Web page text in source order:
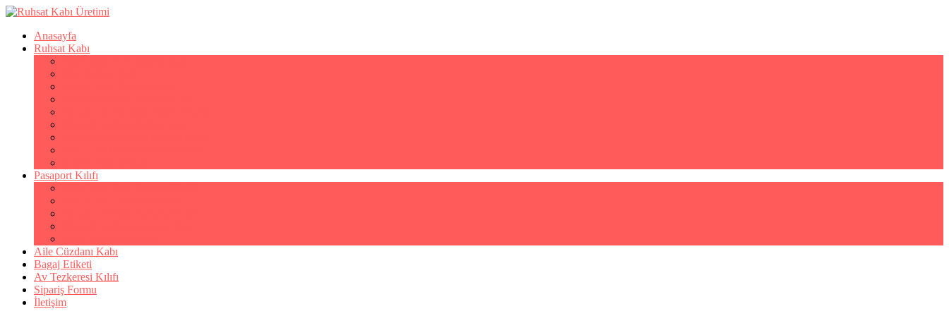
Anasayfa
Ruhsat Kabı
Pasaport Kılıfı
Aile Cüzdanı Kabı
Bagaj Etiketi
Av Tezkeresi Kılıfı
Sipariş Formu
İletişim